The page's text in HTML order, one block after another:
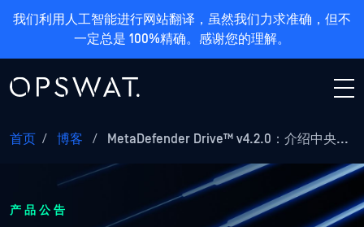
我们利用人工智能进行网站翻译，虽然我们力求准确，但不
一定总是 100%精确。感谢您的理解。
首页 / 博客 / MetaDefender Drive™ v4.2.0：介绍中央...
产品公告